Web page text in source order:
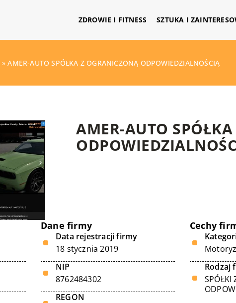
ZDROWIE I FITNESS SZTUKA I
»AMER-AUTO SPÓŁKA Z OGRANICZONĄ ODPOWIEDZIALNOŚCIĄ
AMER-AUTO
Dane firmy
Data rejestracji firmy
18 stycznia 2019
NIP
8762484302
REGON
Cechy
Rodzaj
SPÓŁKI